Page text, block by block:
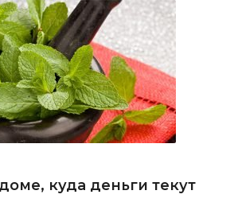
куда деньги текут